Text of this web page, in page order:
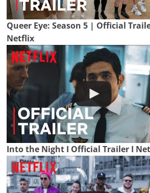
Queer Eye: Season 5 | Official
Netflix
Into the Night I Official Trailer I